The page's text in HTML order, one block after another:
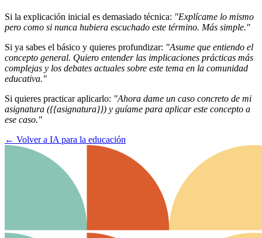
Si la explicación inicial es demasiado técnica: "Explícame lo mismo
pero como si nunca hubiera escuchado este término. Más simple."
Si ya sabes el básico y quieres profundizar: "Asume que entiendo el
concepto general. Quiero entender las implicaciones prácticas más
complejas y los debates actuales sobre este tema en la comunidad
educativa."
Si quieres practicar aplicarlo: "Ahora dame un caso concreto de mi
asignatura ({{asignatura}}) y guíame para aplicar este concepto a
ese caso."
← Volver a IA para la educación